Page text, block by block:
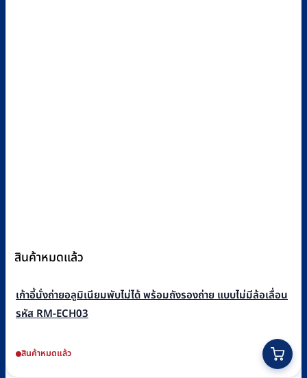
สินค้าหมดแล้ว
เก้าอี้นั่งถ่ายอลูมิเนียมพับไม่ได้ พร้อมถังรองถ่าย แบบไม่มีล้อเลื่อน
รหัส RM-ECH03
สินค้าหมดแล้ว